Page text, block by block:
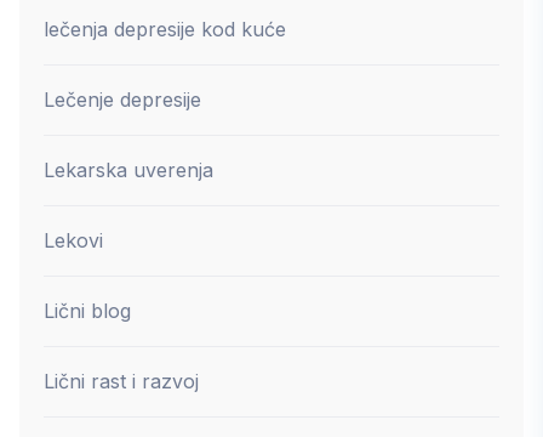
lečenja depresije kod kuće
Lečenje depresije
Lekarska uverenja
Lekovi
Lični blog
Lični rast i razvoj